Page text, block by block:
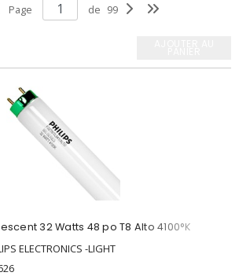
Page de 99
32 Watts 48 po T8 Alto 4100°K
ELECTRONICS -LIGHT